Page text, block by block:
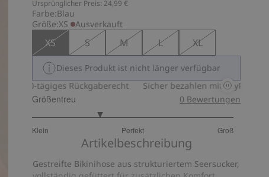
Ursprünglicher Preis: 24,99 €
Farbe:Blau
Größe:XS Ausverkauft
XS S M L XL
Dieses Produkt ist nicht länger verfügbar
30-tägiges Rückgaberecht Sicher bezahlen mit PayPal & Apple
Größentreu
Klein Perfekt Groß
von
3
0 Bewertungen
Artikelbeschreibung
Gestreifte Bikinihose aus strukturiertem Seersucker,